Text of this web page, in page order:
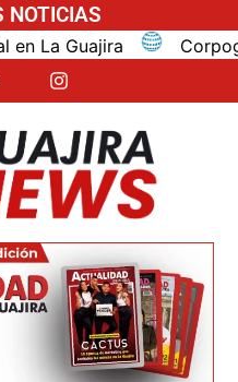
NOTICIAS
Guajira